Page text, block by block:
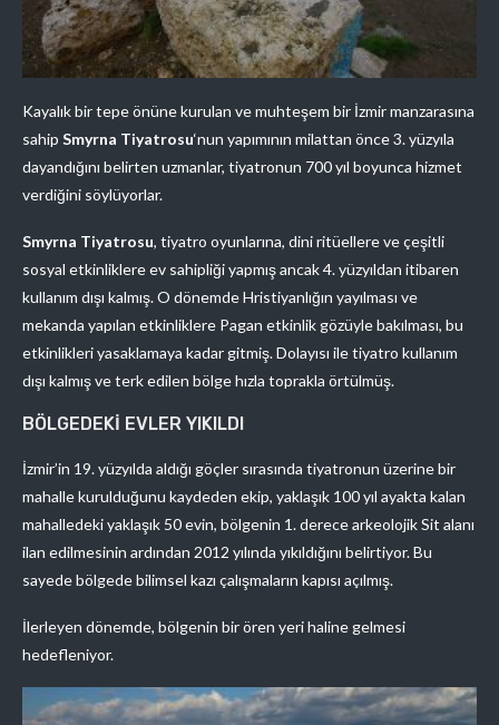
Kayalık bir tepe önüne kurulan ve muhteşem bir İzmir manzarasına
sahip Smyrna Tiyatrosu‘nun yapımının milattan önce 3. yüzyıla
dayandığını belirten uzmanlar, tiyatronun 700 yıl boyunca hizmet
verdiğini söylüyorlar.
Smyrna Tiyatrosu, tiyatro oyunlarına, dini ritüellere ve çeşitli
sosyal etkinliklere ev sahipliği yapmış ancak 4. yüzyıldan itibaren
kullanım dışı kalmış. O dönemde Hristiyanlığın yayılması ve
mekanda yapılan etkinliklere Pagan etkinlik gözüyle bakılması, bu
etkinlikleri yasaklamaya kadar gitmiş. Dolayısı ile tiyatro kullanım
dışı kalmış ve terk edilen bölge hızla toprakla örtülmüş.
BÖLGEDEKİ EVLER YIKILDI
İzmir’in 19. yüzyılda aldığı göçler sırasında tiyatronun üzerine bir
mahalle kurulduğunu kaydeden ekip, yaklaşık 100 yıl ayakta kalan
mahalledeki yaklaşık 50 evin, bölgenin 1. derece arkeolojik Sit alanı
ilan edilmesinin ardından 2012 yılında yıkıldığını belirtiyor. Bu
sayede bölgede bilimsel kazı çalışmaların kapısı açılmış.
İlerleyen dönemde, bölgenin bir ören yeri haline gelmesi
hedefleniyor.